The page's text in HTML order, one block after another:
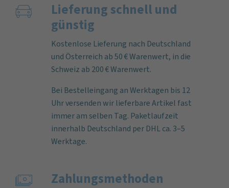
Lieferung schnell und
günstig
Kostenlose Lieferung nach Deutschland
und Österreich ab 50 € Warenwert, in die
Schweiz ab 200 € Warenwert.
Bei Bestelleingang an Werktagen bis 12
Uhr versenden wir lieferbare Artikel fast
immer am selben Tag. Paketlaufzeit
innerhalb Deutschland per DHL ca. 3–5
Werktage.
Zahlungs­methoden